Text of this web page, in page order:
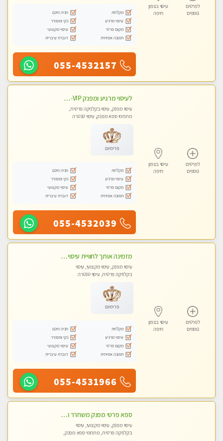
לפרטים
נוספים
עיסוי בצפון
חיפה
מקלחת
חניה חינם
עיסוי מרגיע
נקי ומסודר
מקום פרטי
עיסוי מקצועי
תמונה אמיתית
דוברת עיברית
055-4532157
לפרטים
נוספים
עיסוי בצפון
חיפה
לעיסוי מרגיע ומפנק VIP-מומלץ לחלוטין! פרטי! ​​​​​​ לקביעת תור נא להתקשר ....
עיסוי מפנק, עיסוי בקלניקה פרטית,
מתחמי ספא מפנק, עיסוי טנטרה
פרימיום
מקלחת
חניה חינם
עיסוי מרגיע
נקי ומסודר
מקום פרטי
עיסוי מקצועי
תמונה אמיתית
דוברת עיברית
055-4532039
לפרטים
נוספים
עיסוי בצפון
חיפה
מזמינה אותך לחוויית עיסוי מפנקת - ללא מין !! Massage
עיסוי מפנק, עיסוי מקצועי, עיסוי
בקלניקה פרטית, עיסוי טנטרה
פרימיום
מקלחת
חניה חינם
עיסוי מרגיע
נקי ומסודר
מקום פרטי
עיסוי מקצועי
תמונה אמיתית
דוברת עיברית
055-4531966
ספא פרטי מפנק משחרר ומרגיע, עם מגוון עיסויים לבחירה מומלץ לחלוטין!!!!
עיסוי מפנק, עיסוי מקצועי, עיסוי
בקלניקה פרטית, מתחמי ספא מפנק,